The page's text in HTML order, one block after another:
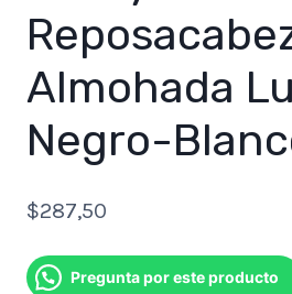
Almohada
Negro-
$287,50
Pregunta por este producto